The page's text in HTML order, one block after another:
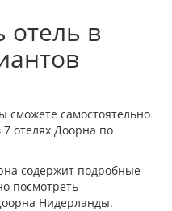
отель в
сможете самостоятельно
отелях Доорна по
содержит подробные
посмотреть
Нидерланды.